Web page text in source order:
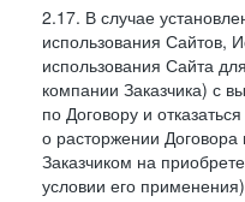
2.17. В случае
использования Сайтов,
использования Сайта
компании Заказчика) с
по Договору и
о расторжении
Заказчиком на
условии его